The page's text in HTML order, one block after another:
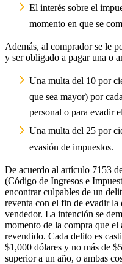
El interés sobre el
momento en que se
Además, al comprador se le
y ser obligado a pagar una o
Una multa del 10 por
que sea mayor) por
personal o para evadir
Una multa del 25 por
evasión de impuestos.
De acuerdo al artículo 7153
(Código de Ingresos e
encontrar culpables de un
reventa con el fin de evadir la
vendedor. La intención se
momento de la compra que
revendido. Cada delito es
$1,000 dólares y no más de
superior a un año, o ambas